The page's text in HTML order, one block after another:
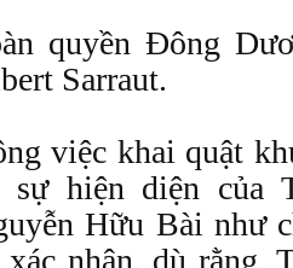
quyền Đông
Sarraut.
việc khai quật
sự hiện diện của
Hữu Bài như
xác nhận, dù rằng,